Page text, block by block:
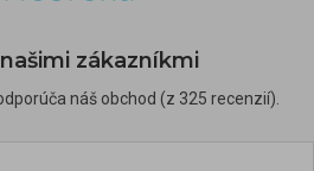
zákazníkmi
náš obchod (z 325 recenzií).